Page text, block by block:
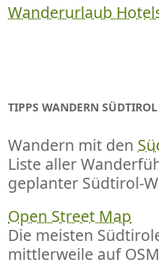
Wanderurlaub
TIPPS WANDERN SÜDTIROL
Wandern mit den
Liste aller
geplanter Südtirol-
Open Street Map
Die meisten
mittlerweile auf